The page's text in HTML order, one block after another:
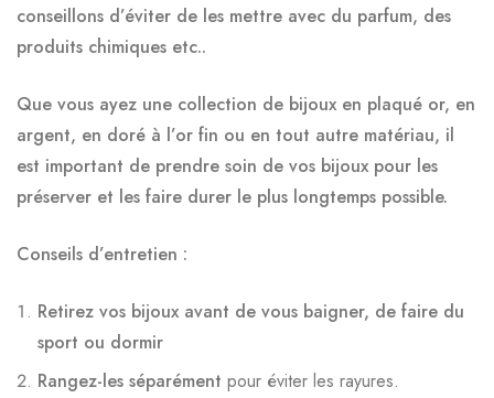
conseillons d’éviter de les mettre avec du parfum, des
produits chimiques etc..
Que vous ayez une collection de bijoux en plaqué or, en
argent, en doré à l’or fin ou en tout autre matériau, il
est important de prendre soin de vos bijoux pour les
préserver et les faire durer le plus longtemps possible.
Conseils d’entretien :
Retirez vos bijoux avant de vous baigner, de faire du
sport ou dormir
Rangez-les séparément pour éviter les rayures.